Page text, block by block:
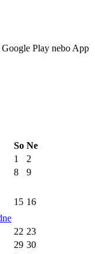
Play nebo App
So Ne
1
2
8 9
15 16
22 23
29 30